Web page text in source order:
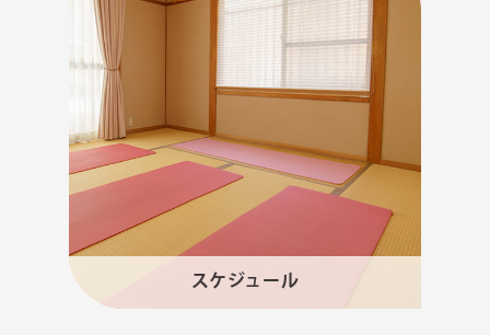
スケジュール